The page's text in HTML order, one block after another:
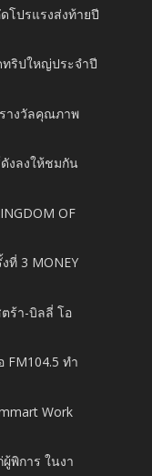
โปรแรงส่งท้ายปี
ทริปใหญ่ประจำปี
างวัลคุณภาพ
งลงให้ชมกัน
OF
ที่ 3 MONEY
ร้า-บิลลี่ โอ
FM104.5 ทำ
Work
พิการ ในงา